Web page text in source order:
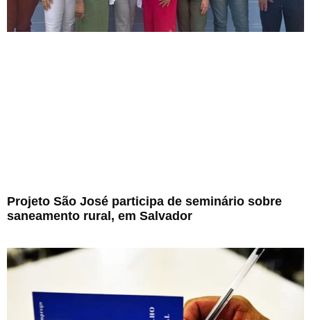
Projeto São José participa de seminário sobre
saneamento rural, em Salvador